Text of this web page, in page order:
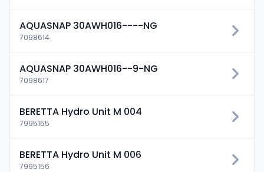
AQUASNAP 30AWH016----NG
7098614
AQUASNAP 30AWH016--9-NG
7098617
BERETTA Hydro Unit M 004
7995155
BERETTA Hydro Unit M 006
7995156